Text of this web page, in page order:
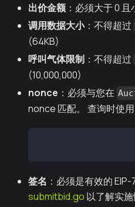
出价金额 ：必须大于 0
调用数据大小：不得超过
(64KB)
呼叫气体限制 ：不得超过
(10,000,000)
nonce ：必须与您在
nonce 匹配。 查询时使用
签名 ：必须是有效的
submitbid.go 以了解实施